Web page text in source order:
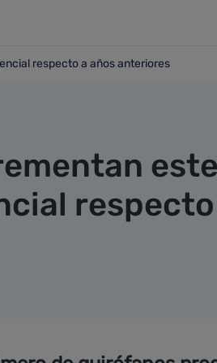
respecto a años
respecto a años anteriores
este
respecto